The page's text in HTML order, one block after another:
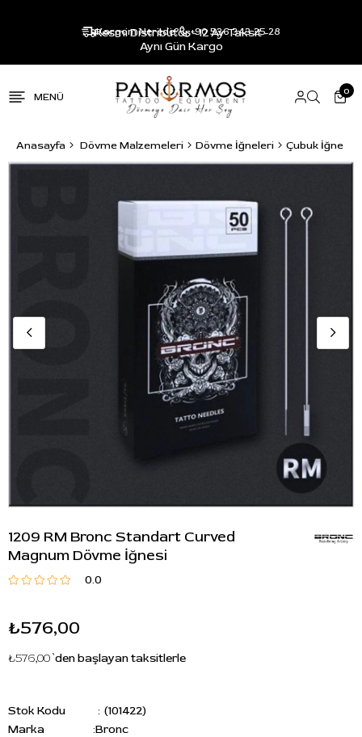
Resmi Distribütör - 12 Ay Taksit -
Aynı Gün Kargo
Kargom Nerede? +90 536 343 25 28
0
Anasayfa Dövme Malzemeleri Dövme İğneleri Çubuk İğne
1209 RM Bronc Standart Curved
Magnum Dövme İğnesi
0.0
₺576,00
₺576,00`den başlayan taksitlerle
Stok Kodu
(101422)
Marka
:Bronc